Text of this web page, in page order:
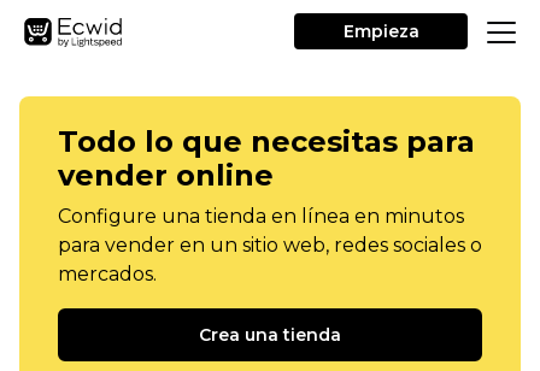
Empieza
Todo lo que necesitas para
vender online
Configure una tienda en línea en minutos
para vender en un sitio web, redes sociales o
mercados.
Crea una tienda